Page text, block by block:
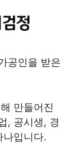
공인을 받은
만들어진
, 공시생, 경
나입니다.